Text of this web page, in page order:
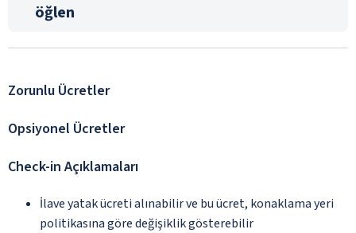
öğlen
Zorunlu Ücretler
Opsiyonel Ücretler
Check-in Açıklamaları
İlave yatak ücreti alınabilir ve bu ücret, konaklama yeri
politikasına göre değişiklik gösterebilir